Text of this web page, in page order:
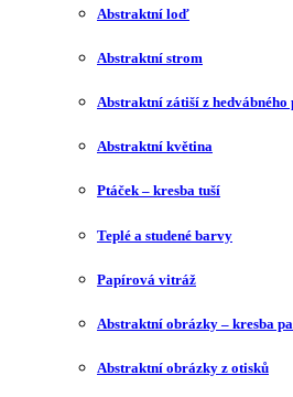
Abstraktní loď
Abstraktní strom
Abstraktní zátiší z hedvábného
Abstraktní květina
Ptáček – kresba tuší
Teplé a studené barvy
Papírová vitráž
Abstraktní obrázky – kresba
Abstraktní obrázky z otisků